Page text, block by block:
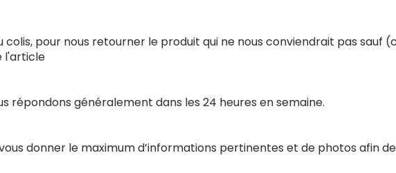
colis, pour nous retourner le produit qui ne nous conviendrait pas sauf
l'article
répondons généralement dans les 24 heures en semaine.
donner le maximum d’informations pertinentes et de photos afin